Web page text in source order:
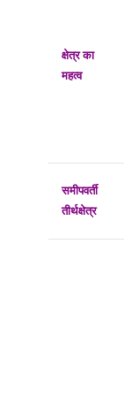
क्षेत्र का
महत्व
समीपवर्ती
तीर्थक्षेत्र